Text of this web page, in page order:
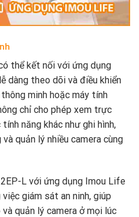
thể kết nối với ứng dụng
dàng theo dõi và điều khiển
minh hoặc máy tính
chỉ cho phép xem trực
năng khác như ghi hình,
quản lý nhiều camera cùng
L với ứng dụng Imou Life
giám sát an ninh, giúp
quản lý camera ở mọi lúc